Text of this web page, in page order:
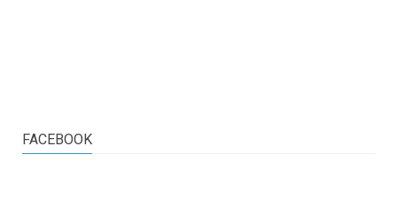
FACEBOOK